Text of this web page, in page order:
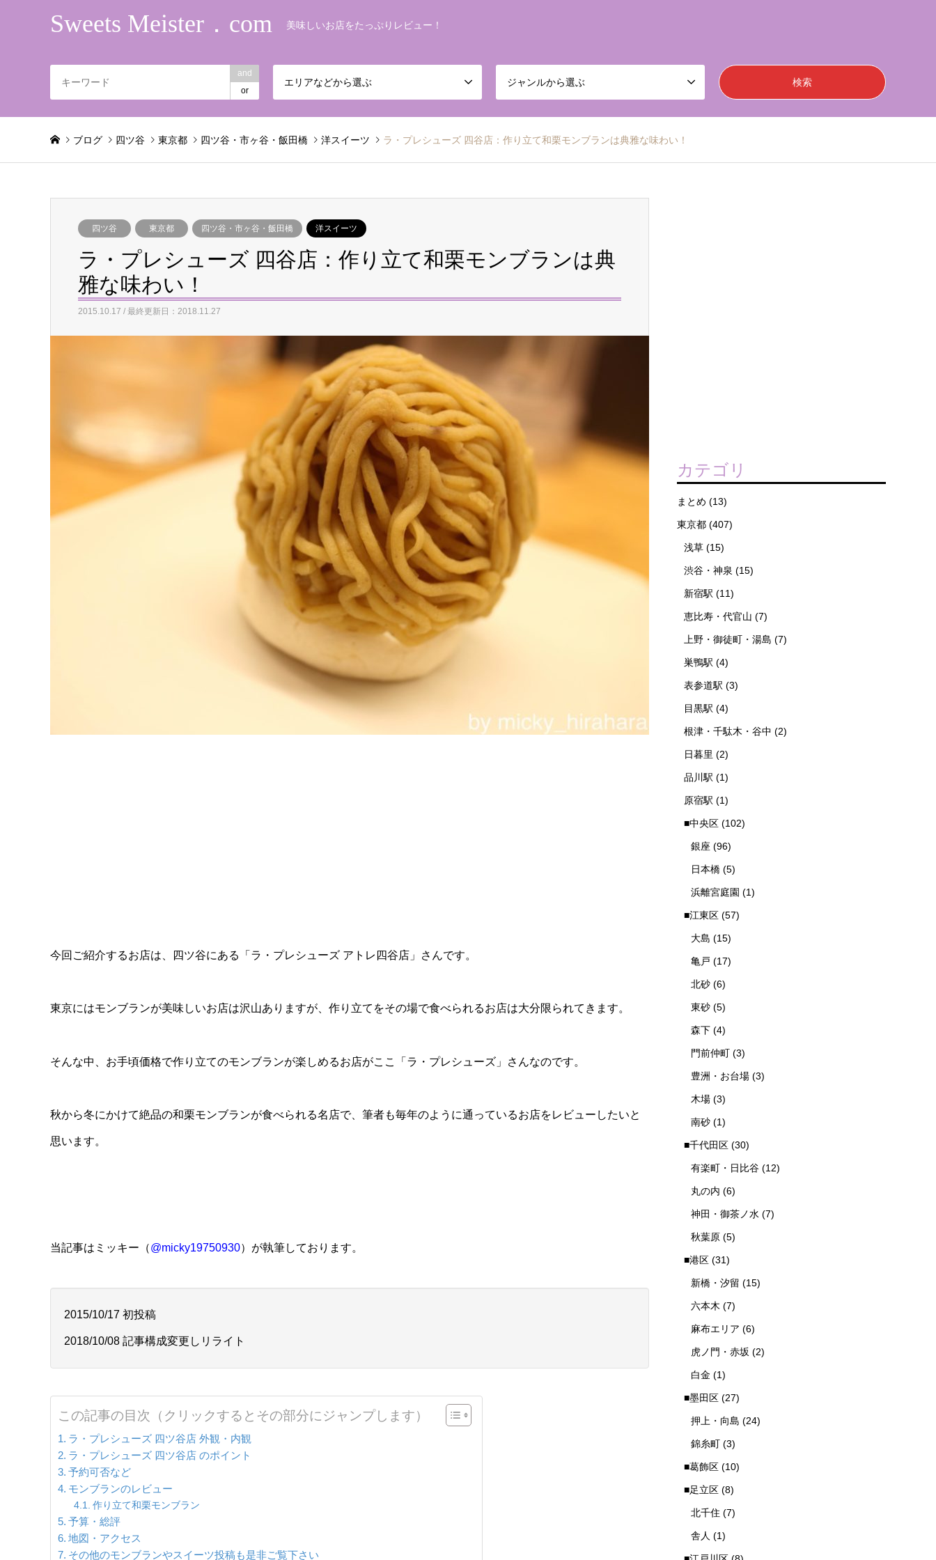
Sweets Meister．com 美味しいお店をたっぷりレビュー！
and
or
エリアなどから選ぶ ジャンルから選ぶ
ブログ 四ツ谷 東京都 四ツ谷・市ヶ谷・飯田橋 洋スイーツ ラ・プレシューズ 四谷店：作り立て和栗モンブランは典雅な味わい！
四ツ谷 東京都 四ツ谷・市ヶ谷・飯田橋 洋スイーツ
ラ・プレシューズ 四谷店：作り立て和栗モンブランは典
雅な味わい！
2015.10.17 / 最終更新日：2018.11.27
今回ご紹介するお店は、四ツ谷にある「ラ・プレシューズ アトレ四谷店」さんです。
東京にはモンブランが美味しいお店は沢山ありますが、作り立てをその場で食べられるお店は大分限られてきます。
そんな中、お手頃価格で作り立てのモンブランが楽しめるお店がここ「ラ・プレシューズ」さんなのです。
秋から冬にかけて絶品の和栗モンブランが食べられる名店で、筆者も毎年のように通っているお店をレビューしたいと
思います。
当記事はミッキー（@micky19750930）が執筆しております。
2015/10/17 初投稿
2018/10/08 記事構成変更しリライト
この記事の目次（クリックするとその部分にジャンプします）
ラ・プレシューズ 四ツ谷店 外観・内観
ラ・プレシューズ 四ツ谷店 のポイント
予約可否など
モンブランのレビュー
作り立て和栗モンブラン
予算・総評
地図・アクセス
その他のモンブランやスイーツ投稿も是非ご覧下さい
カテゴリ
まとめ (13)
東京都 (407)
浅草 (15)
渋谷・神泉 (15)
新宿駅 (11)
恵比寿・代官山 (7)
上野・御徒町・湯島 (7)
巣鴨駅 (4)
表参道駅 (3)
目黒駅 (4)
根津・千駄木・谷中 (2)
日暮里 (2)
品川駅 (1)
原宿駅 (1)
■中央区 (102)
銀座 (96)
日本橋 (5)
浜離宮庭園 (1)
■江東区 (57)
大島 (15)
亀戸 (17)
北砂 (6)
東砂 (5)
森下 (4)
門前仲町 (3)
豊洲・お台場 (3)
木場 (3)
南砂 (1)
■千代田区 (30)
有楽町・日比谷 (12)
丸の内 (6)
神田・御茶ノ水 (7)
秋葉原 (5)
■港区 (31)
新橋・汐留 (15)
六本木 (7)
麻布エリア (6)
虎ノ門・赤坂 (2)
白金 (1)
■墨田区 (27)
押上・向島 (24)
錦糸町 (3)
■葛飾区 (10)
■足立区 (8)
北千住 (7)
舎人 (1)